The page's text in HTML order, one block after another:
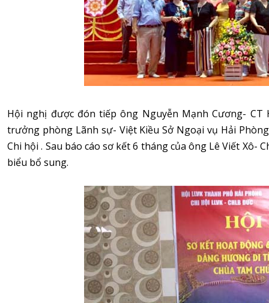
Hội nghị được đón tiếp ông Nguyễn Mạnh Cương-
trưởng phòng Lãnh sự- Việt Kiều Sở Ngoại vụ Hải
Chi hội . Sau báo cáo sơ kết 6 tháng của ông Lê Viết Xô-
biểu bổ sung.